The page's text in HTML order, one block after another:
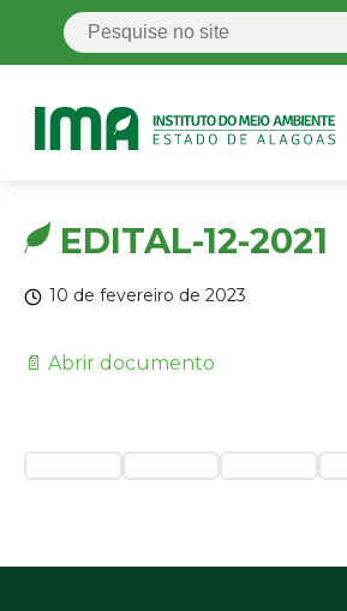
EDITAL-12-2021
10 de fevereiro de 2023
📄 Abrir documento